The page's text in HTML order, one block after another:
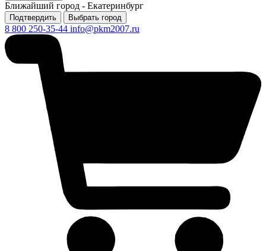
Ближайший город - Екатеринбург
Подтвердить Выбрать город
8 800 250-35-44 info@pkm2007.ru